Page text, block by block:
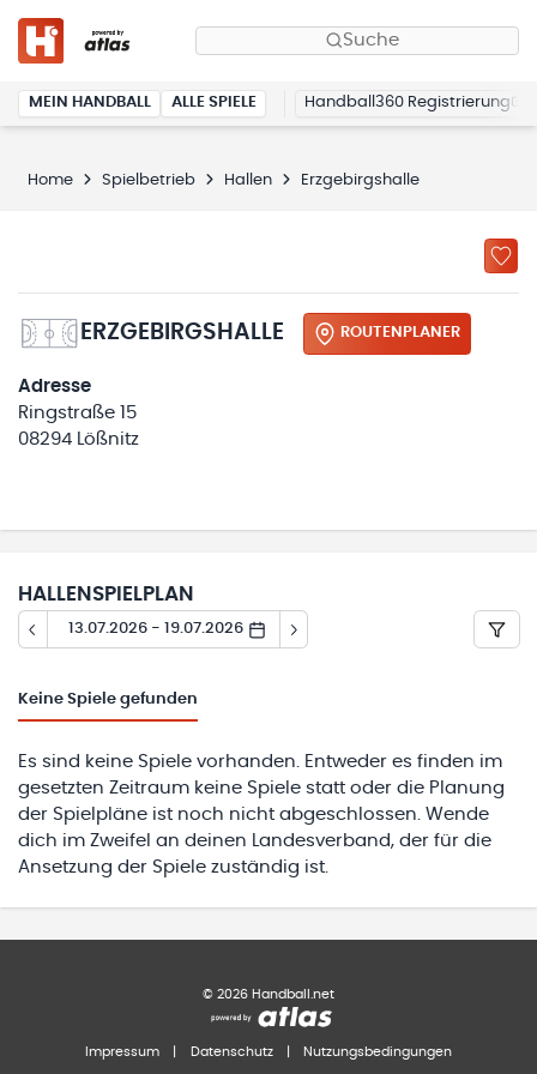
Suche
MEIN HANDBALL ALLE SPIELE Handball360 Registrierung
Home Spielbetrieb Hallen Erzgebirgshalle
ERZGEBIRGSHALLE ROUTENPLANER
Adresse
Ringstraße 15
08294 Lößnitz
HALLENSPIELPLAN
13.07.2026 - 19.07.2026
Keine Spiele gefunden
Es sind keine Spiele vorhanden. Entweder es finden im
gesetzten Zeitraum keine Spiele statt oder die Planung
der Spielpläne ist noch nicht abgeschlossen. Wende
dich im Zweifel an deinen Landesverband, der für die
Ansetzung der Spiele zuständig ist.
© 2026 Handball.net
Impressum Datenschutz Nutzungsbedingungen